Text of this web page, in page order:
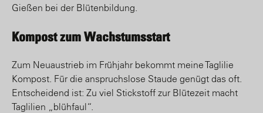
Gießen bei der Blütenbildung.
Kompost zum Wachstumsstart
Zum Neuaustrieb im Frühjahr bekommt meine Taglilie
Kompost. Für die anspruchslose Staude genügt das oft.
Entscheidend ist: Zu viel Stickstoff zur Blütezeit macht
Taglilien „blühfaul“.